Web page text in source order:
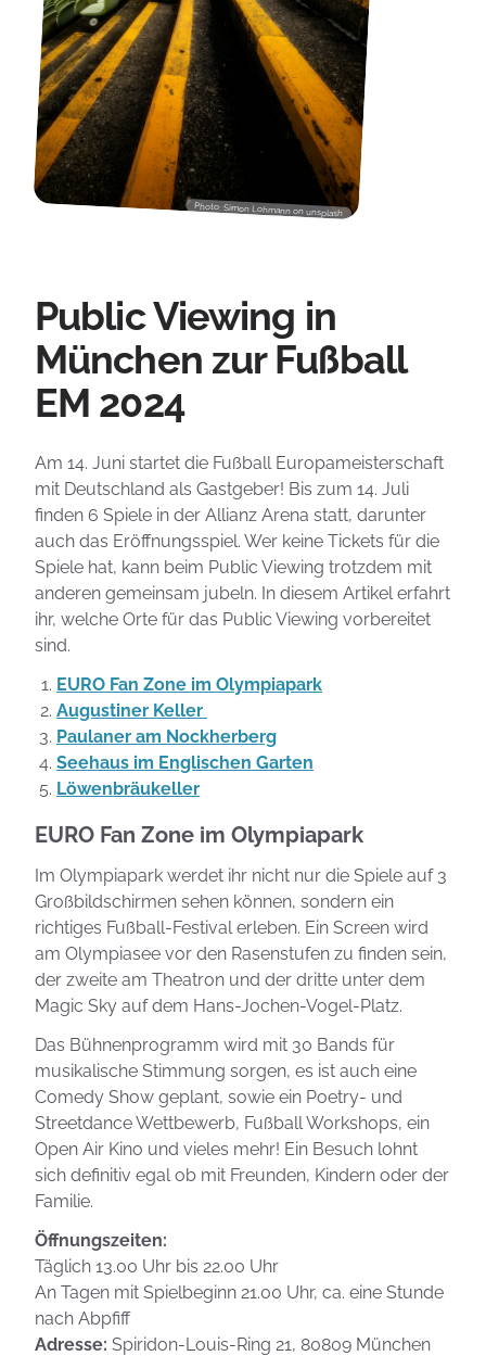
Photo: Simon Lohmann on unsplash
Public Viewing in
München zur Fußball
EM 2024
Am 14. Juni startet die Fußball Europameisterschaft
mit Deutschland als Gastgeber! Bis zum 14. Juli
finden 6 Spiele in der Allianz Arena statt, darunter
auch das Eröffnungsspiel. Wer keine Tickets für die
Spiele hat, kann beim Public Viewing trotzdem mit
anderen gemeinsam jubeln. In diesem Artikel erfahrt
ihr, welche Orte für das Public Viewing vorbereitet
sind.
EURO Fan Zone im Olympiapark
Augustiner Keller
Paulaner am Nockherberg
Seehaus im Englischen Garten
Löwenbräukeller
EURO Fan Zone im Olympiapark
Im Olympiapark werdet ihr nicht nur die Spiele auf 3
Großbildschirmen sehen können, sondern ein
richtiges Fußball-Festival erleben. Ein Screen wird
am Olympiasee vor den Rasenstufen zu finden sein,
der zweite am Theatron und der dritte unter dem
Magic Sky auf dem Hans-Jochen-Vogel-Platz.
Das Bühnenprogramm wird mit 30 Bands für
musikalische Stimmung sorgen, es ist auch eine
Comedy Show geplant, sowie ein Poetry- und
Streetdance Wettbewerb, Fußball Workshops, ein
Open Air Kino und vieles mehr! Ein Besuch lohnt
sich definitiv egal ob mit Freunden, Kindern oder der
Familie.
Öffnungszeiten:
Täglich 13.00 Uhr bis 22.00 Uhr
An Tagen mit Spielbeginn 21.00 Uhr, ca. eine Stunde
nach Abpfiff
Adresse: Spiridon-Louis-Ring 21, 80809 München